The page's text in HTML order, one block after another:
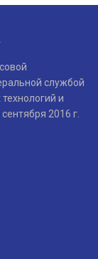
службой
и
2016 г.